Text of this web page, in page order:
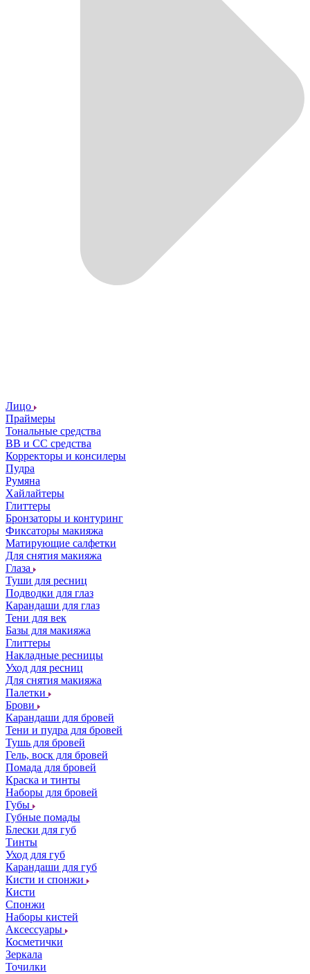
Лицо
Праймеры
Тональные средства
ВВ и СС средства
Корректоры и консилеры
Пудра
Румяна
Хайлайтеры
Глиттеры
Бронзаторы и контуринг
Фиксаторы макияжа
Матирующие салфетки
Для снятия макияжа
Глаза
Туши для ресниц
Подводки для глаз
Карандаши для глаз
Тени для век
Базы для макияжа
Глиттеры
Накладные ресницы
Уход для ресниц
Для снятия макияжа
Палетки
Брови
Карандаши для бровей
Тени и пудра для бровей
Тушь для бровей
Гель, воск для бровей
Помада для бровей
Краска и тинты
Наборы для бровей
Губы
Губные помады
Блески для губ
Тинты
Уход для губ
Карандаши для губ
Кисти и спонжи
Кисти
Спонжи
Наборы кистей
Аксессуары
Косметички
Зеркала
Точилки